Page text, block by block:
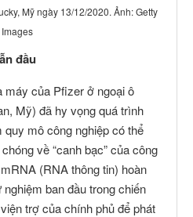
Mỹ ngày 13/12/2020. Ảnh: Getty
Images
đầu
máy của Pfizer ở ngoại ô
Mỹ) đã hy vọng quá trình
mô công nghiệp có thể
về “canh bạc” của công
(RNA thông tin) hoàn
ban đầu trong chiến
trợ của chính phủ để phát